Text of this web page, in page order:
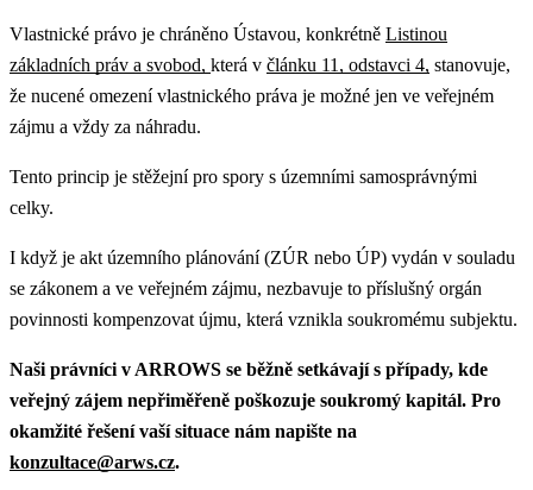
Vlastnické právo je chráněno Ústavou, konkrétně Listinou
základních práv a svobod, která v článku 11, odstavci 4, stanovuje,
že nucené omezení vlastnického práva je možné jen ve veřejném
zájmu a vždy za náhradu.
Tento princip je stěžejní pro spory s územními samosprávnými
celky.
I když je akt územního plánování (ZÚR nebo ÚP) vydán v souladu
se zákonem a ve veřejném zájmu, nezbavuje to příslušný orgán
povinnosti kompenzovat újmu, která vznikla soukromému subjektu.
Naši právníci v ARROWS se běžně setkávají s případy, kde
veřejný zájem nepřiměřeně poškozuje soukromý kapitál. Pro
okamžité řešení vaší situace nám napište na
konzultace@arws.cz.